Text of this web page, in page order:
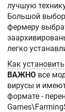
лучшую технику
Большой
фермеру
ВАЖНО все
вирусы и
формате -